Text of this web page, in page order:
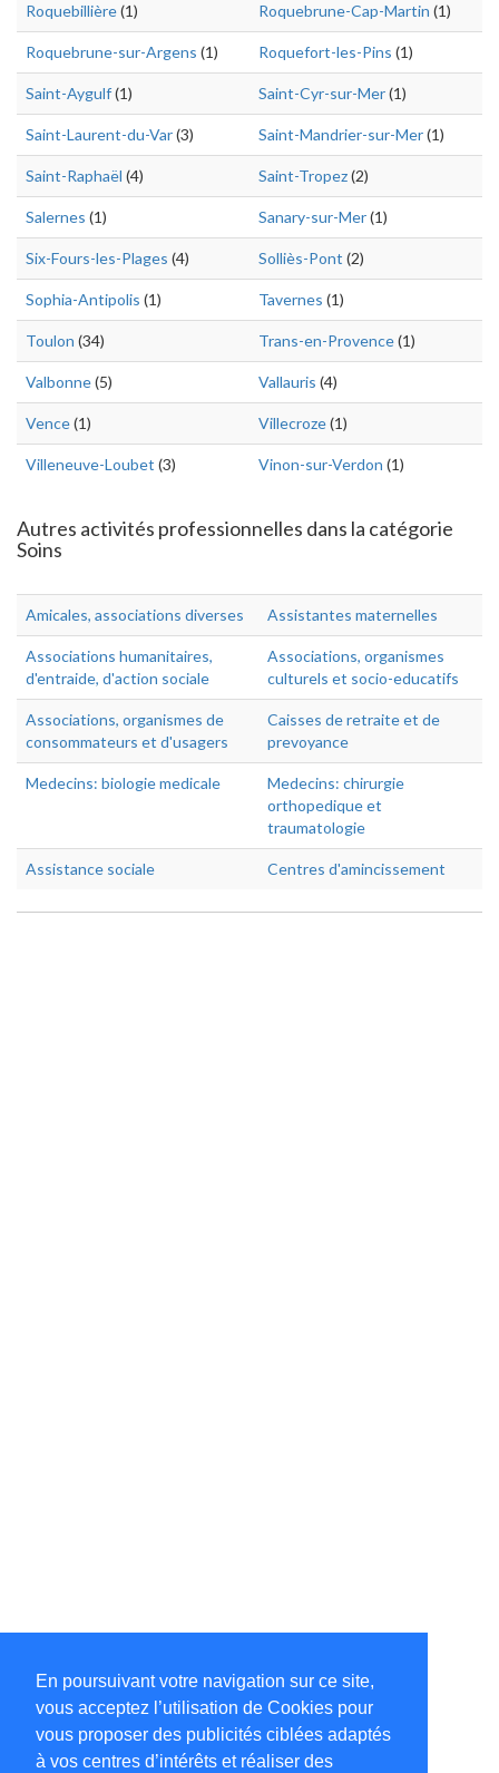
En poursuivant votre navigation sur ce site,
vous acceptez l’utilisation de Cookies pour
vous proposer des publicités ciblées adaptés
à vos centres d’intérêts et réaliser des
Roquebillière(1) Roquebrune-Cap-Martin (1)
Roquebrune-sur-Argens (1) Roquefort-les-Pins (1)
Saint-Aygulf(1) Saint-Cyr-sur-Mer(1)
Saint-Laurent-du-Var(3) Saint-Mandrier-sur-Mer(1)
Saint-Raphaël (4) Saint-Tropez(2)
Salernes (1) Sanary-sur-Mer(1)
Six-Fours-les-Plages (4) Solliès-Pont (2)
Sophia-Antipolis (1) Tavernes (1)
Toulon (34) Trans-en-Provence(1)
Valbonne(5) Vallauris (4)
Vence(1) Villecroze(1)
Villeneuve-Loubet (3) Vinon-sur-Verdon (1)
Autres activités professionnelles dans la catégorie
Soins
Amicales, associations diverses Assistantes maternelles
Associations humanitaires,
d'entraide, d'action sociale
Associations, organismes
culturels et socio-educatifs
Associations, organismes de
consommateurs et d'usagers
Caisses de retraite et de
prevoyance
Medecins: biologie medicale
Medecins: chirurgie
orthopedique et
traumatologie
Assistance sociale Centres d'amincissement